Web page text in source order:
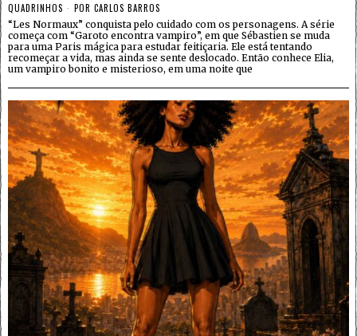
QUADRINHOS POR CARLOS BARROS
“Les Normaux” conquista pelo cuidado com os personagens. A série
começa com “Garoto encontra vampiro”, em que Sébastien se muda
para uma Paris mágica para estudar feitiçaria. Ele está tentando
recomeçar a vida, mas ainda se sente deslocado. Então conhece Elia,
um vampiro bonito e misterioso, em uma noite que